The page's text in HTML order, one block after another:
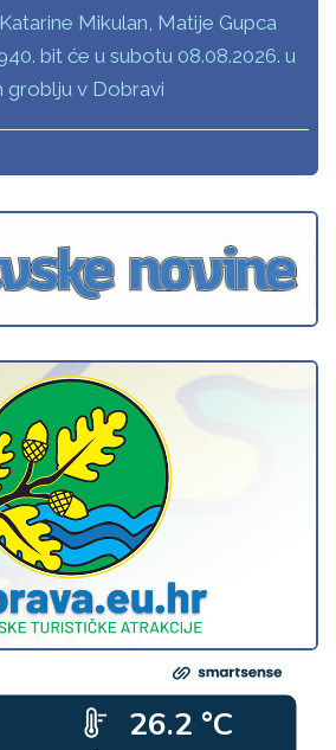
Mikulan, Matije Gupca
bit će u subotu 08.08.2026. u
groblju v Dobravi